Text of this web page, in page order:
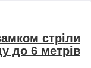
стріли
до 6 метрів